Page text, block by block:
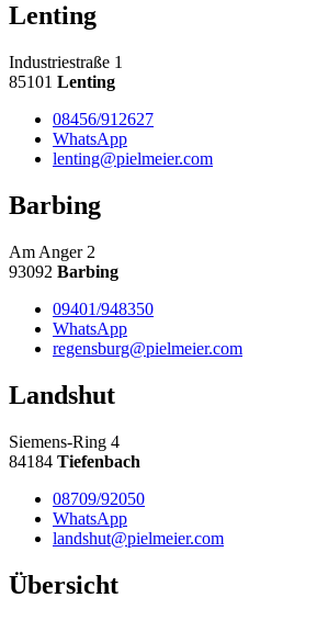
Lenting
Industriestraße 1
85101 Lenting
08456/912627
WhatsApp
lenting@pielmeier.com
Barbing
Am Anger 2
93092 Barbing
09401/948350
WhatsApp
regensburg@pielmeier.com
Landshut
Siemens-Ring 4
84184 Tiefenbach
08709/92050
WhatsApp
landshut@pielmeier.com
Übersicht